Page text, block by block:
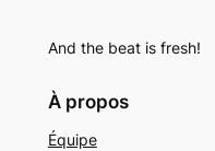
And the beat is fresh!
À propos
Équipe